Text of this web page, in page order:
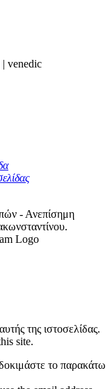
| venedic
- Ανεπίσημη
της ιστοσελίδας.
site.
το παρακάτω